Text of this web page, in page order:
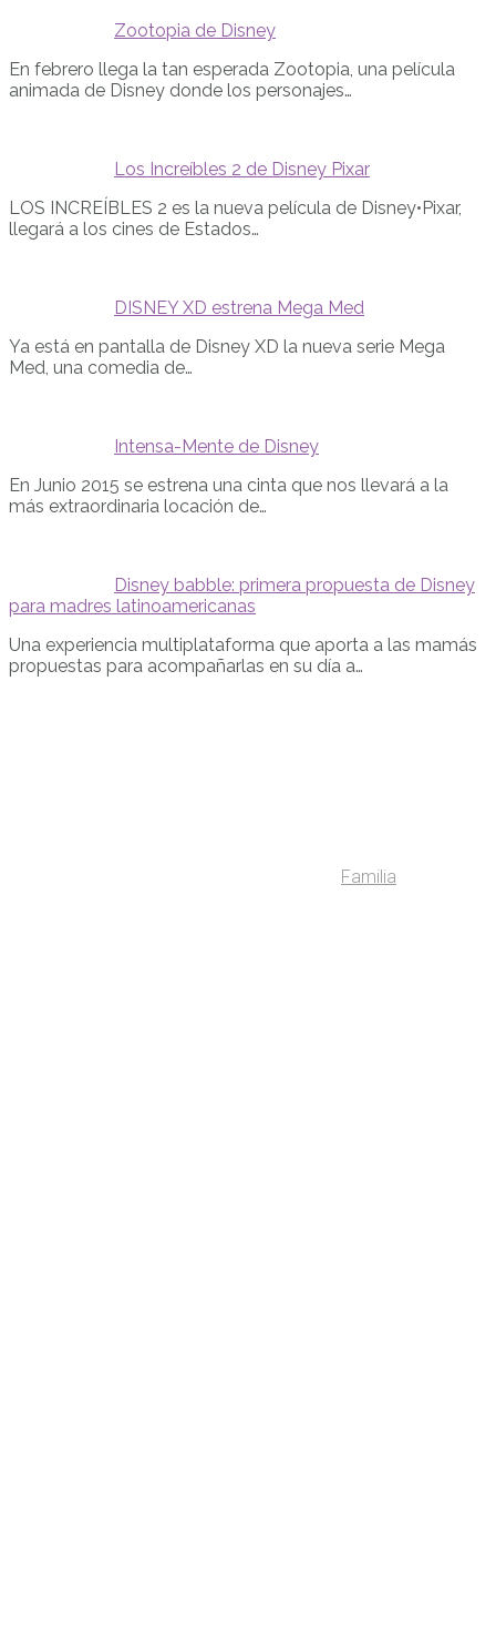
Zootopia de Disney
En febrero llega la tan esperada Zootopia, una película
animada de Disney donde los personajes…
Los Increíbles 2 de Disney Pixar
LOS INCREÍBLES 2 es la nueva película de Disney•Pixar,
llegará a los cines de Estados…
DISNEY XD estrena Mega Med
Ya está en pantalla de Disney XD la nueva serie Mega
Med, una comedia de…
Intensa-Mente de Disney
En Junio 2015 se estrena una cinta que nos llevará a la
más extraordinaria locación de…
Disney babble: primera propuesta de Disney
para madres latinoamericanas
Una experiencia multiplataforma que aporta a las mamás
propuestas para acompañarlas en su día a…
Familia